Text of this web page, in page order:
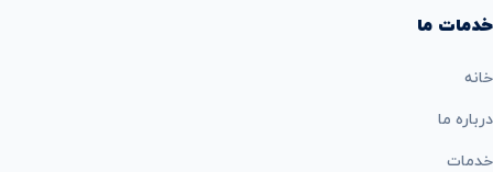
خدمات ما
خانه
درباره ما
خدمات